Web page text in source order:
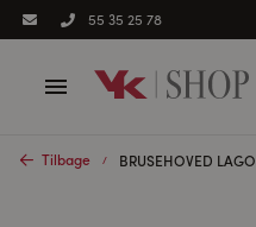
55 35 25 78
Tilbage BRUSEHOVED LAGO